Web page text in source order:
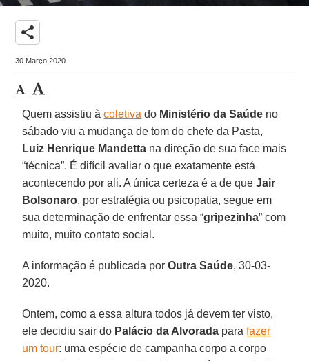
share
30 Março 2020
Quem assistiu àcoletiva do Ministério da Saúde no
sábado viu a mudança de tom do chefe da Pasta,
Luiz Henrique Mandetta na direção de sua face mais
“técnica”. É difícil avaliar o que exatamente está
acontecendo por ali. A única certeza é a de queJair
Bolsonaro, por estratégia ou psicopatia, segue em
sua determinação de enfrentar essa “gripezinha” com
muito, muito contato social.
A informação é publicada porOutra Saúde, 30-03-
2020.
Ontem, como a essa altura todos já devem ter visto,
ele decidiu sair do Palácio da Alvorada parafazer
um tour: uma espécie de campanha corpo a corpo